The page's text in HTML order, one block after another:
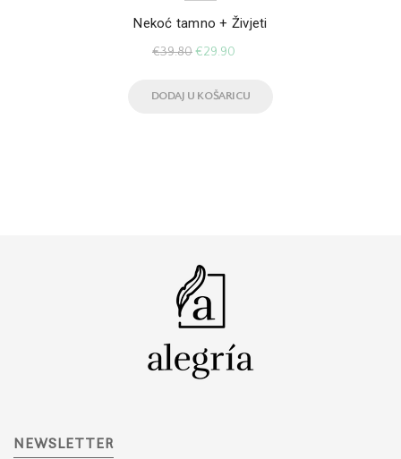
Nekoć tamno + Živjeti
€39.80€29.90
DODAJ U KOŠARICU
NEWSLETTER